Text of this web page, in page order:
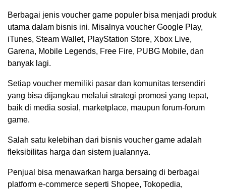
Berbagai jenis voucher game populer bisa menjadi produk
utama dalam bisnis ini. Misalnya voucher Google Play,
iTunes, Steam Wallet, PlayStation Store, Xbox Live,
Garena, Mobile Legends, Free Fire, PUBG Mobile, dan
banyak lagi.
Setiap voucher memiliki pasar dan komunitas tersendiri
yang bisa dijangkau melalui strategi promosi yang tepat,
baik di media sosial, marketplace, maupun forum-forum
game.
Salah satu kelebihan dari bisnis voucher game adalah
fleksibilitas harga dan sistem jualannya.
Penjual bisa menawarkan harga bersaing di berbagai
platform e-commerce seperti Shopee, Tokopedia,